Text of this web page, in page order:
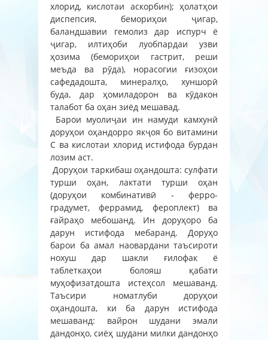
хлорид, кислотаи аскорбин); ҳолатҳои
диспепсия, бемориҳои ҷигар,
баландшавии гемолиз дар испурч ё
ҷигар, илтиҳоби луобпардаи узви
ҳозима (бемориҳои гастрит, реши
меъда ва рӯда), норасогии ғизоҳои
сафедадошта, минералҳо, хуншорӣ
буда, дар ҳомиладорон ва кӯдакон
талабот ба оҳан зиёд мешавад.
Барои муолиҷаи ин намуди камхунӣ
доруҳои оҳандорро якҷоя бо витамини
С ва кислотаи хлорид истифода бурдан
лозим аст.
Доруҳои таркибаш оҳандошта: сулфати
турши оҳан, лактати турши оҳан
(доруҳои комбинативӣ - ферро-
градумет, феррамид, фероплект) ва
ғайраҳо мебошанд. Ин доруҳоро ба
дарун истифода мебаранд. Доруҳо
барои ба амал наовардани таъсироти
нохуш дар шакли ғилофак ё
таблеткаҳои болояш қабати
муҳофизатдошта истеҳсол мешаванд.
Таъсири номатлуби доруҳои
оҳандошта, ки ба дарун истифода
мешаванд: вайрон шудани эмали
дандонҳо, сиёҳ шудани милки дандонҳо